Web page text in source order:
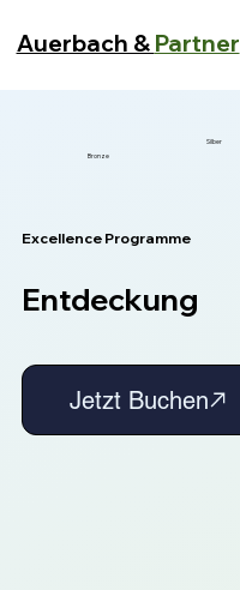
Auerbach & Partner
Bronze
Silber
Excellence Programme
Entdeckung
Jetzt Buchen